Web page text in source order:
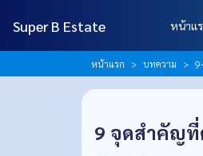
Super B Estate หน้าแ
หน้าแรก บทความ
9 จุดสำคัญ